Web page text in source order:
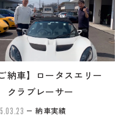
ーのご相談
ご納車】ロータスエリー
ラブレーサー
納車実績